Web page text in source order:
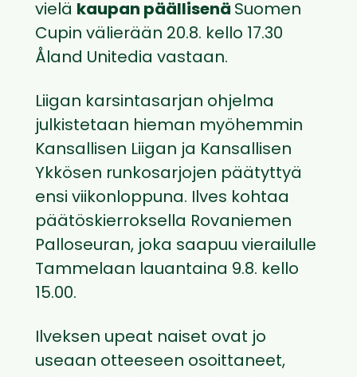
vielä kaupan päällisenä Suomen
Cupin välierään 20.8. kello 17.30
Åland Unitedia vastaan.
Liigan karsintasarjan ohjelma
julkistetaan hieman myöhemmin
Kansallisen Liigan ja Kansallisen
Ykkösen runkosarjojen päätyttyä
ensi viikonloppuna. Ilves kohtaa
päätöskierroksella Rovaniemen
Palloseuran, joka saapuu vierailulle
Tammelaan lauantaina 9.8. kello
15.00.
Ilveksen upeat naiset ovat jo
useaan otteeseen osoittaneet,